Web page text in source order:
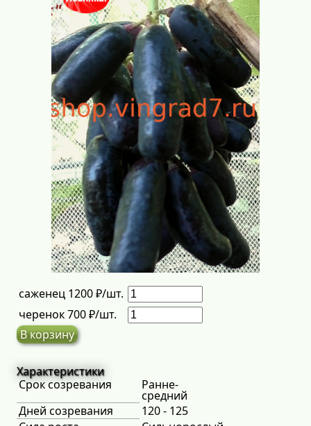
саженец 1200 ₽/шт.
черенок 700 ₽/шт.
В корзину
Характеристики
Срок созревания
Ранне-
средний
Дней созревания
120 - 125